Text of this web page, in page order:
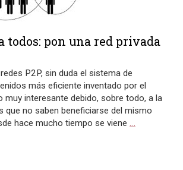
todos: pon una red privada
P2P, sin duda el sistema de
más eficiente inventado por el
muy interesante debido, sobre todo, a la
que no saben beneficiarse del mismo
hace mucho tiempo se viene …